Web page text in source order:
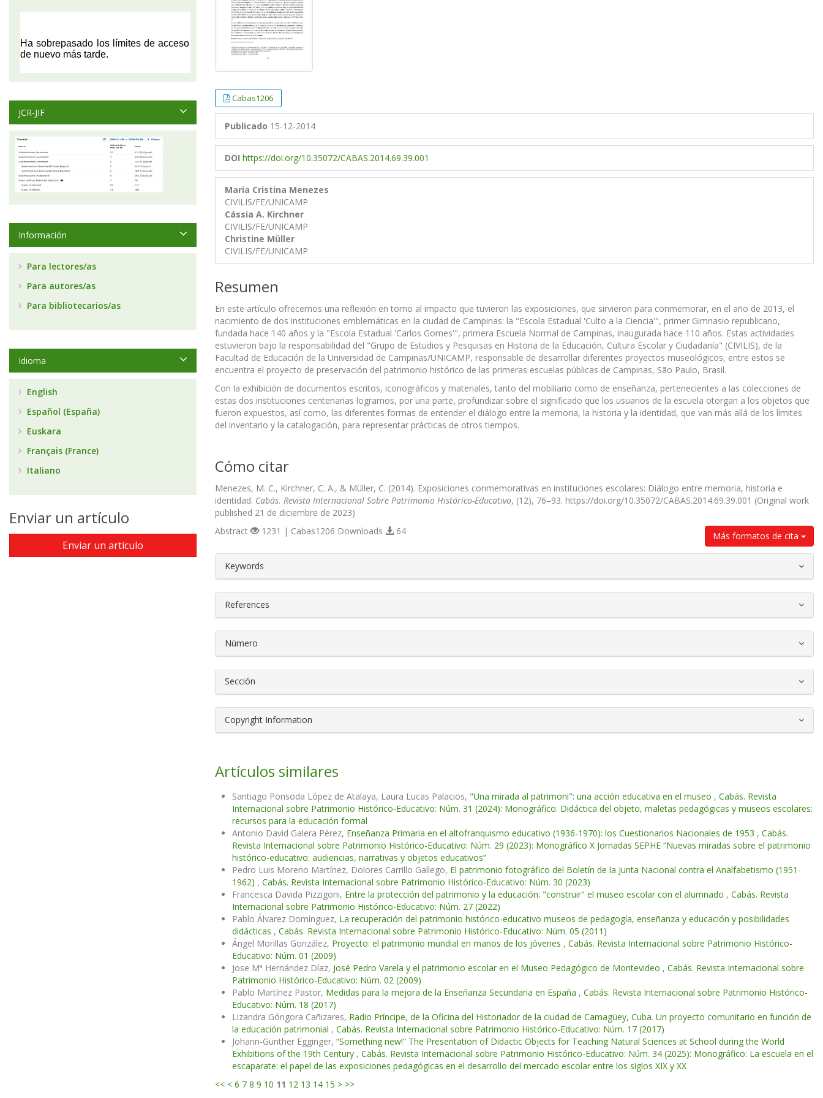
Cabas1206
Publicado 15-12-2014
DOI https://doi.org/10.35072/CABAS.2014.69.39.001
Maria Cristina Menezes
CIVILIS/FE/UNICAMP
Cássia A. Kirchner
CIVILIS/FE/UNICAMP
Christine Müller
CIVILIS/FE/UNICAMP
Resumen
En este artículo ofrecemos una reflexión en torno al impacto que tuvieron las exposiciones, que sirvieron para conmemorar, en el año de 2013, el
nacimiento de dos instituciones emblemáticas en la ciudad de Campinas: la "Escola Estadual 'Culto a la Ciencia'", primer Gimnasio republicano,
fundada hace 140 años y la "Escola Estadual 'Carlos Gomes'", primera Escuela Normal de Campinas, inaugurada hace 110 años. Estas actividades
estuvieron bajo la responsabilidad del "Grupo de Estudios y Pesquisas en Historia de la Educación, Cultura Escolar y Ciudadanía" (CIVILIS), de la
Facultad de Educación de la Universidad de Campinas/UNICAMP, responsable de desarrollar diferentes proyectos museológicos, entre estos se
encuentra el proyecto de preservación del patrimonio histórico de las primeras escuelas públicas de Campinas, São Paulo, Brasil.
Con la exhibición de documentos escritos, iconográficos y materiales, tanto del mobiliario como de enseñanza, pertenecientes a las colecciones de
estas dos instituciones centenarias logramos, por una parte, profundizar sobre el significado que los usuarios de la escuela otorgan a los objetos que
fueron expuestos, así como, las diferentes formas de entender el diálogo entre la memoria, la historia y la identidad, que van más allá de los límites
del inventario y la catalogación, para representar prácticas de otros tiempos.
Cómo citar
Menezes, M. C., Kirchner, C. A., & Müller, C. (2014). Exposiciones conmemorativas en instituciones escolares: Diálogo entre memoria, historia e
identidad. Cabás. Revista Internacional Sobre Patrimonio Histórico-Educativo, (12), 76–93. https://doi.org/10.35072/CABAS.2014.69.39.001 (Original work
published 21 de diciembre de 2023)
Más formatos de cita
Abstract 1231 | Cabas1206 Downloads 64
##plugins.themes.bootstrap3.article.details##
Keywords
References
Número
Sección
Copyright Information
Artículos similares
Santiago Ponsoda López de Atalaya, Laura Lucas Palacios, "Una mirada al patrimoni": una acción educativa en el museo , Cabás. Revista
Internacional sobre Patrimonio Histórico-Educativo: Núm. 31 (2024): Monográfico: Didáctica del objeto, maletas pedagógicas y museos escolares:
recursos para la educación formal
Antonio David Galera Pérez, Enseñanza Primaria en el altofranquismo educativo (1936-1970): los Cuestionarios Nacionales de 1953 , Cabás.
Revista Internacional sobre Patrimonio Histórico-Educativo: Núm. 29 (2023): Monográfico X Jornadas SEPHE “Nuevas miradas sobre el patrimonio
histórico-educativo: audiencias, narrativas y objetos educativos”
Pedro Luis Moreno Martínez, Dolores Carrillo Gallego, El patrimonio fotográfico del Boletín de la Junta Nacional contra el Analfabetismo (1951-
1962) , Cabás. Revista Internacional sobre Patrimonio Histórico-Educativo: Núm. 30 (2023)
Francesca Davida Pizzigoni, Entre la protección del patrimonio y la educación: "construir" el museo escolar con el alumnado , Cabás. Revista
Internacional sobre Patrimonio Histórico-Educativo: Núm. 27 (2022)
Pablo Álvarez Domínguez, La recuperación del patrimonio histórico-educativo museos de pedagogía, enseñanza y educación y posibilidades
didácticas , Cabás. Revista Internacional sobre Patrimonio Histórico-Educativo: Núm. 05 (2011)
Ángel Morillas González, Proyecto: el patrimonio mundial en manos de los jóvenes , Cabás. Revista Internacional sobre Patrimonio Histórico-
Educativo: Núm. 01 (2009)
Jose Mª Hernández Díaz, José Pedro Varela y el patrimonio escolar en el Museo Pedagógico de Montevideo , Cabás. Revista Internacional sobre
Patrimonio Histórico-Educativo: Núm. 02 (2009)
Pablo Martínez Pastor, Medidas para la mejora de la Enseñanza Secundaria en España , Cabás. Revista Internacional sobre Patrimonio Histórico-
Educativo: Núm. 18 (2017)
Lizandra Góngora Cañizares, Radio Príncipe, de la Oficina del Historiador de la ciudad de Camagüey, Cuba. Un proyecto comunitario en función de
la educación patrimonial , Cabás. Revista Internacional sobre Patrimonio Histórico-Educativo: Núm. 17 (2017)
Johann-Günther Egginger, “Something new!” The Presentation of Didactic Objects for Teaching Natural Sciences at School during the World
Exhibitions of the 19th Century , Cabás. Revista Internacional sobre Patrimonio Histórico-Educativo: Núm. 34 (2025): Monográfico: La escuela en el
escaparate: el papel de las exposiciones pedagógicas en el desarrollo del mercado escolar entre los siglos XIX y XX
<< < 6 7 8 9 10 11 12 13 14 15 > >>
JCR-JIF
Información
Para lectores/as
Para autores/as
Para bibliotecarios/as
Idioma
English
Español (España)
Euskara
Français (France)
Italiano
Enviar un artículo
Enviar un artículo